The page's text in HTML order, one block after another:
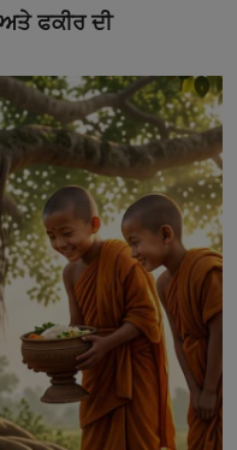
ਫਕੀਰ ਦੀ